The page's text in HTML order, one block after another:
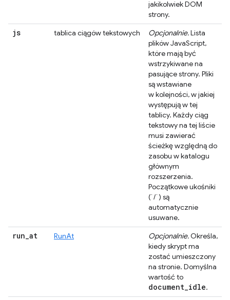
jakikolwiek DOM
strony.
js tablica ciągów tekstowych Opcjonalnie.Lista
plików JavaScript,
które mają być
wstrzykiwane na
pasujące strony. Pliki
są wstawiane
w kolejności, w jakiej
występują w tej
tablicy. Każdy ciąg
tekstowy na tej liście
musi zawierać
ścieżkę względną do
zasobu w katalogu
głównym
rozszerzenia.
Początkowe ukośniki
(`/`) są
automatycznie
usuwane.
run_at RunAt Opcjonalnie.Określa,
kiedy skrypt ma
zostać umieszczony
na stronie. Domyślna
wartość to
document_idle.